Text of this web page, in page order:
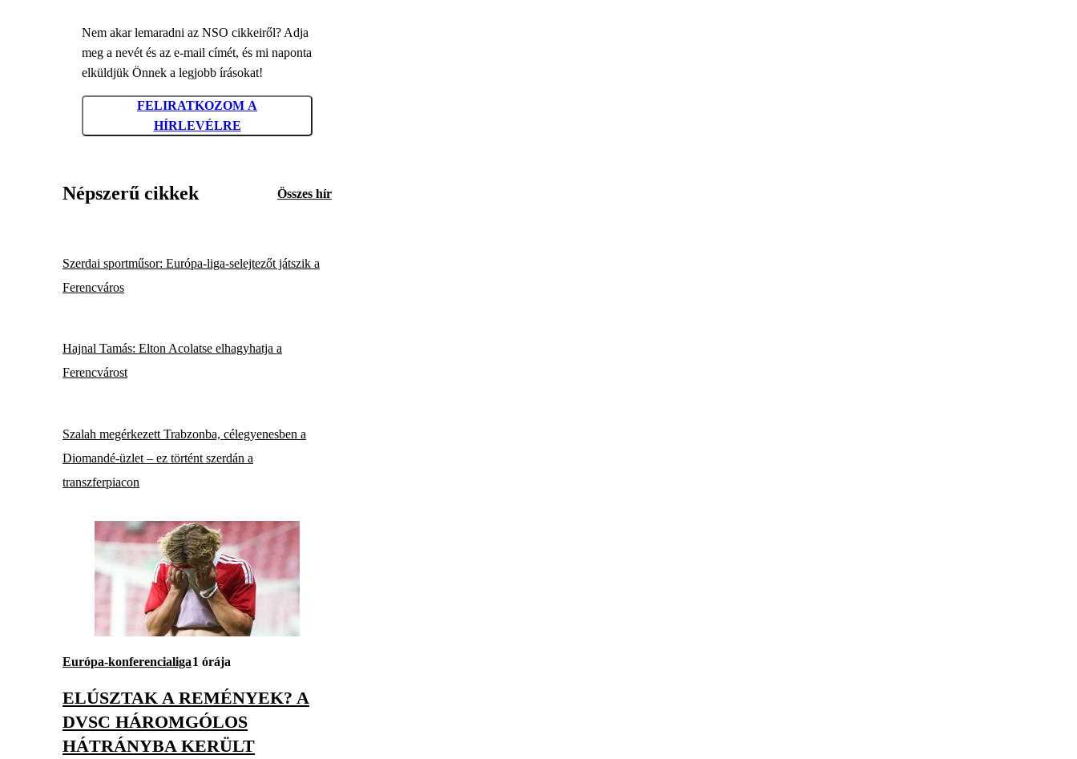
Nem akar lemaradni az NSO cikkeiről? Adja
meg a nevét és az e-mail címét, és mi naponta
elküldjük Önnek a legjobb írásokat!
FELIRATKOZOM A
HÍRLEVÉLRE
Népszerű cikkek Összes hír
Szerdai sportműsor: Európa-liga-selejtezőt játszik a
Ferencváros
Hajnal Tamás: Elton Acolatse elhagyhatja a
Ferencvárost
Szalah megérkezett Trabzonba, célegyenesben a
Diomandé-üzlet – ez történt szerdán a
transzferpiacon
Európa-konferencialiga1 órája
ELÚSZTAK A REMÉNYEK? A
DVSC HÁROMGÓLOS
HÁTRÁNYBA KERÜLT